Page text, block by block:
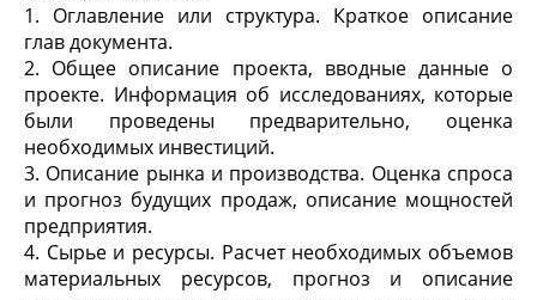
1. Оглавление или структура. Краткое описание
глав документа.
2. Общее описание проекта, вводные данные о
проекте. Информация об исследованиях, которые
были проведены предварительно, оценка
необходимых инвестиций.
3. Описание рынка и производства. Оценка спроса
и прогноз будущих продаж, описание мощностей
предприятия.
4. Сырье и ресурсы. Расчет необходимых объемов
материальных ресурсов, прогноз и описание